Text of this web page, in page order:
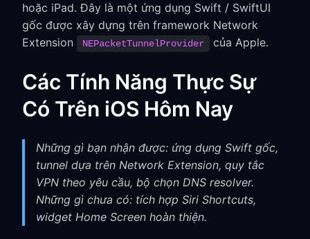
hoặc iPad. Đây là một ứng dụng Swift / SwiftUI
gốc được xây dựng trên framework Network
Extension
NEPacketTunnelProvider của Apple.
Các Tính Năng Thực Sự
Có Trên iOS Hôm Nay
Những gì bạn nhận được: ứng dụng Swift gốc,
tunnel dựa trên Network Extension, quy tắc
VPN theo yêu cầu, bộ chọn DNS resolver.
Những gì chưa có: tích hợp Siri Shortcuts,
widget Home Screen hoàn thiện.